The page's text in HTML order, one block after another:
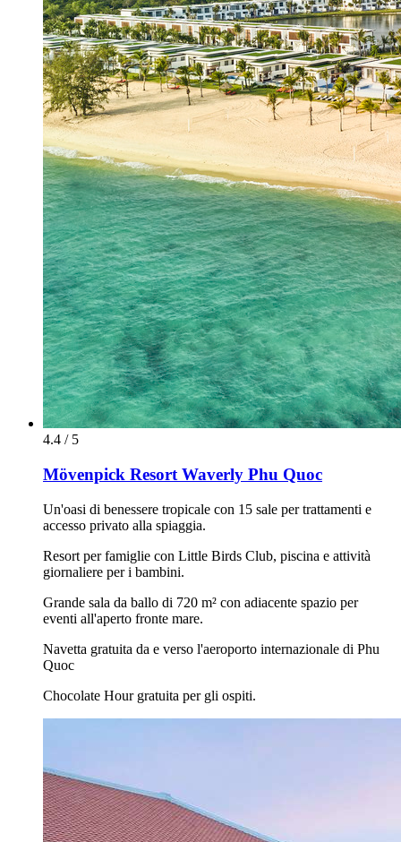
4.4 / 5
Mövenpick Resort Waverly Phu Quoc
Un'oasi di benessere tropicale con 15 sale per trattamenti e
accesso privato alla spiaggia.
Resort per famiglie con Little Birds Club, piscina e attività
giornaliere per i bambini.
Grande sala da ballo di 720 m² con adiacente spazio per
eventi all'aperto fronte mare.
Navetta gratuita da e verso l'aeroporto internazionale di Phu
Quoc
Chocolate Hour gratuita per gli ospiti.